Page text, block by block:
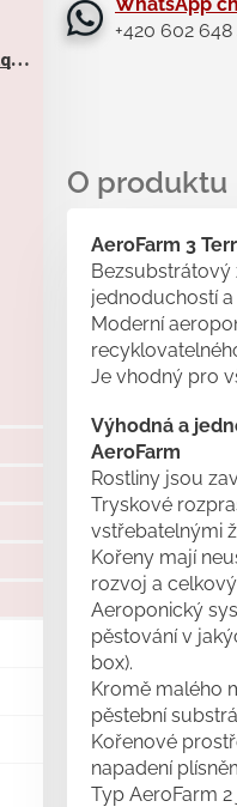
General Hydroponics = Terra Aquatica
+420 602 648
AeroFarm 3
Bezsubstrátový
jednoduchostí
Moderní
Je vhodný pro
Výhodná a
AeroFarm
Rostliny jsou
Tryskové
vstřebatelnými
Kořeny mají
rozvoj a
Aeroponický
pěstování v
box).
Kromě malého
pěstební
Kořenové
napadení
Typ AeroFarm